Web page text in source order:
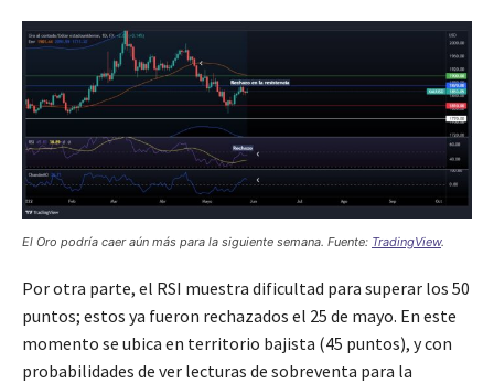
El Oro podría caer aún más para la siguiente semana. Fuente: TradingView.
Por otra parte, el RSI muestra dificultad para superar los 50
puntos; estos ya fueron rechazados el 25 de mayo. En este
momento se ubica en territorio bajista (45 puntos), y con
probabilidades de ver lecturas de sobreventa para la